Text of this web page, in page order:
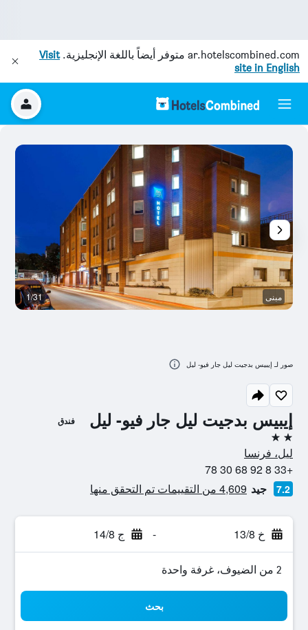
ar.hotelscombined.com متوفر أيضاً باللغة الإنجليزية.Visit
site in English
إيبيس بدجيت ليل جار فيو- ليل فندق
2 نجمتين
ليل، فرنسا
+33 8 92 68 30 78
7.2 جيد 4,609 من التقييمات تم التحقق منها
خ 13/8 - ج 14/8
2 من الضيوف، غرفة واحدة
بحث
مبنى 1/31
صور لـ إيبيس بدجيت ليل جار فيو- ليل